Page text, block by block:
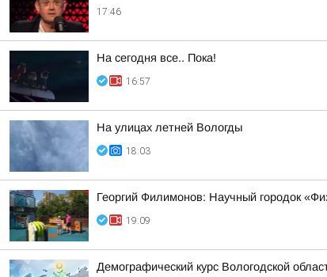
17:46
На сегодня все.. Пока!
16:57
На улицах летней Вологды
18:03
Георгий Филимонов: Научный городок
19:09
Демографический курс Вологодской